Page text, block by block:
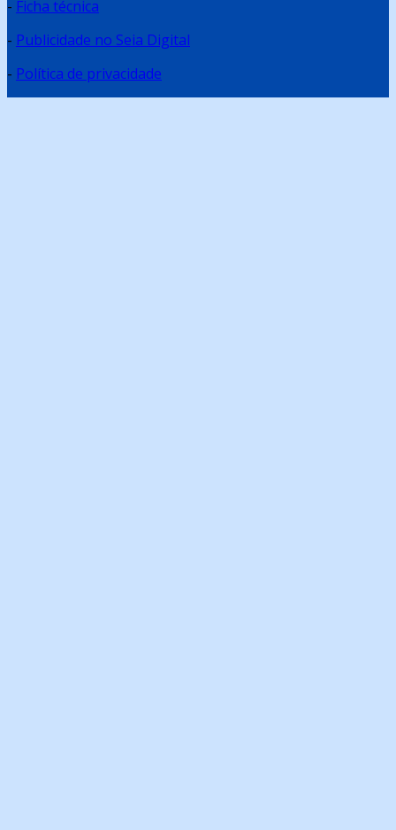
- Ficha técnica
- Publicidade no Seia Digital
- Política de privacidade